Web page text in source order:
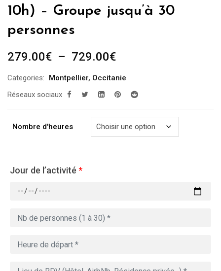
10h) – Groupe jusqu’à 30
personnes
279.00€ – 729.00€Plage
prix :
279.00€
729.00€
Categories: Montpellier, Occitanie
Réseaux sociaux
Nombre d'heures
Jour de l’activité *